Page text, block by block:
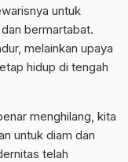
untuk
bermartabat.
melainkan upaya
hidup di tengah
menghilang, kita
untuk diam dan
telah